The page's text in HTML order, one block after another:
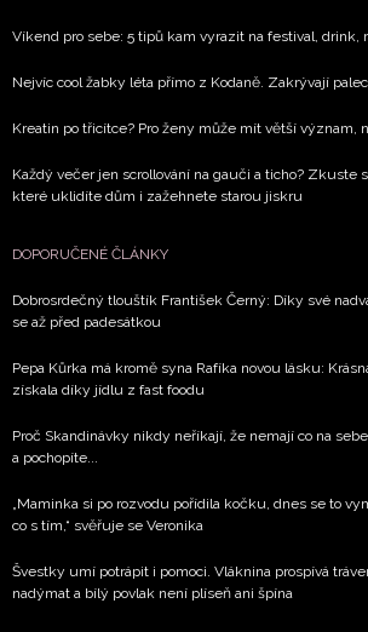
zpracováním údajů k tomuto účelu
Víkend pro sebe: 5 tipů kam vyrazit na festival, drink,
Nejvíc cool žabky léta přímo z Kodaně. Zakrývají
Kreatin po třicítce? Pro ženy může mít větší význam,
Každý večer jen scrollování na gauči a ticho? Zkuste
které uklidíte dům i zažehnete starou jiskru
DOPORUČENÉ ČLÁNKY
Dobrosrdečný tlouštík František Černý: Díky své
se až před padesátkou
Pepa Kůrka má kromě syna Rafíka novou lásku:
získala díky jídlu z fast foodu
Proč Skandinávky nikdy neříkají, že nemají co na
a pochopíte...
„Maminka si po rozvodu pořídila kočku, dnes se to
co s tím,“ svěřuje se Veronika
Švestky umí potrápit i pomoci. Vláknina prospívá
nadýmat a bílý povlak není plíseň ani špína